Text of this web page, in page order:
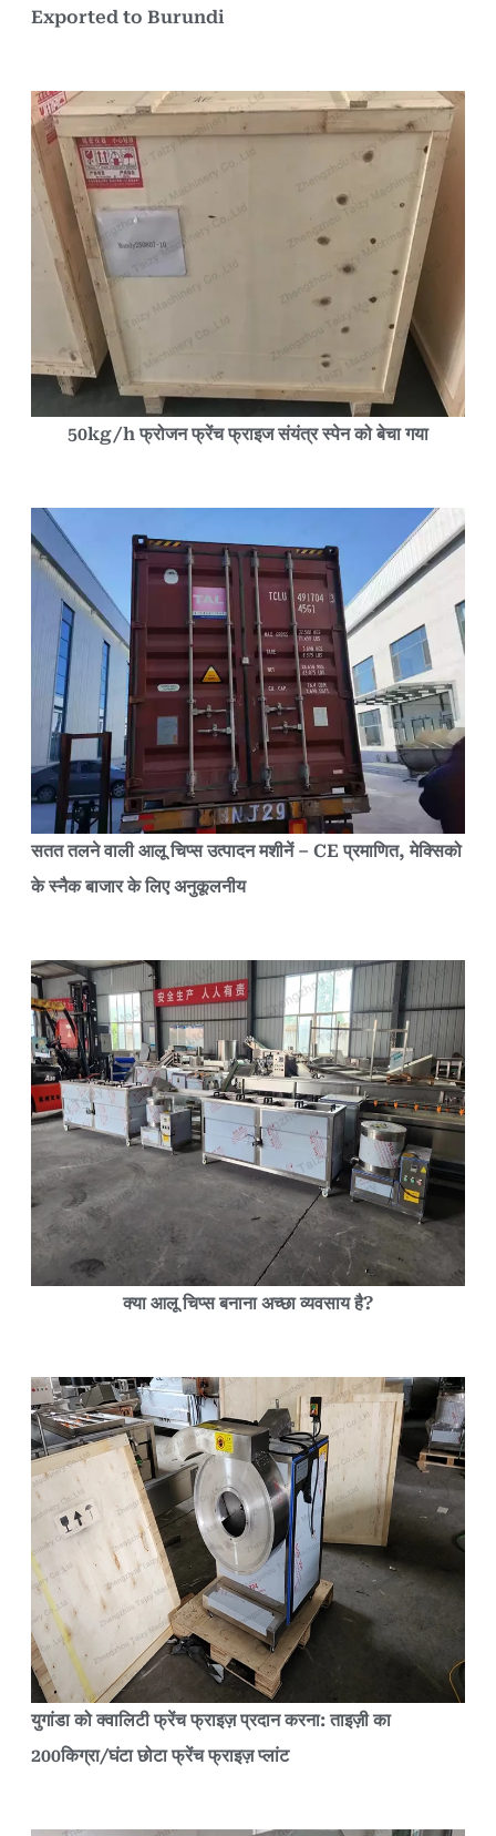
Exported to Burundi
50kg/h फ्रोजन फ्रेंच फ्राइज संयंत्र स्पेन को बेचा गया
सतत तलने वाली आलू चिप्स उत्पादन मशीनें – CE प्रमाणित, मेक्सिको
के स्नैक बाजार के लिए अनुकूलनीय
क्या आलू चिप्स बनाना अच्छा व्यवसाय है?
युगांडा को क्वालिटी फ्रेंच फ्राइज़ प्रदान करना: ताइज़ी का
200किग्रा/घंटा छोटा फ्रेंच फ्राइज़ प्लांट